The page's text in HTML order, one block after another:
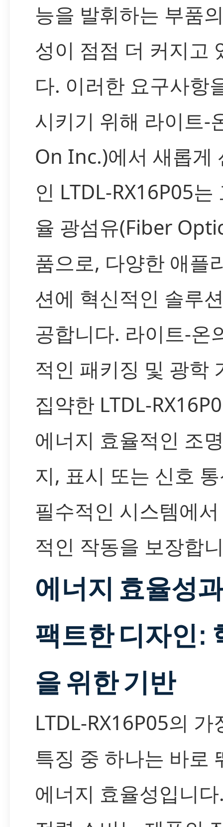
능을 발휘하는 부품
성이 점점 더 커지고
다. 이러한 요구사항
시키기 위해 라이트-
On Inc.)에서 새롭게
인 LTDL-RX16P05는
율 광섬유(Fiber
품으로, 다양한 애플
션에 혁신적인 솔루
공합니다. 라이트-온
적인 패키징 및 광학
집약한 LTDL-
에너지 효율적인 조
지, 표시 또는 신호
필수적인 시스템에
적인 작동을 보장합
에너지 효율성
팩트한 디자인:
을 위한 기반
LTDL-RX16P05의 가
특징 중 하나는 바로
에너지 효율성입니